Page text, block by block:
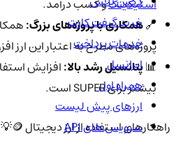
استیکینگو کسب درآمد.
🔗همکاری با پروژه‌های بزرگ:
پروژه‌های مطرح به اعتبار این ارز
📊پتانسیل رشد بالا:
بیشتر برای SUPER است.
راهکارهای استفاده از ارز دیجیتال SUPER 💡🪙
خرید گیفت کارت
خدمات پرداخت
ایرانسل
همراه اول
ارزهای پیش لیست
سرویس های API